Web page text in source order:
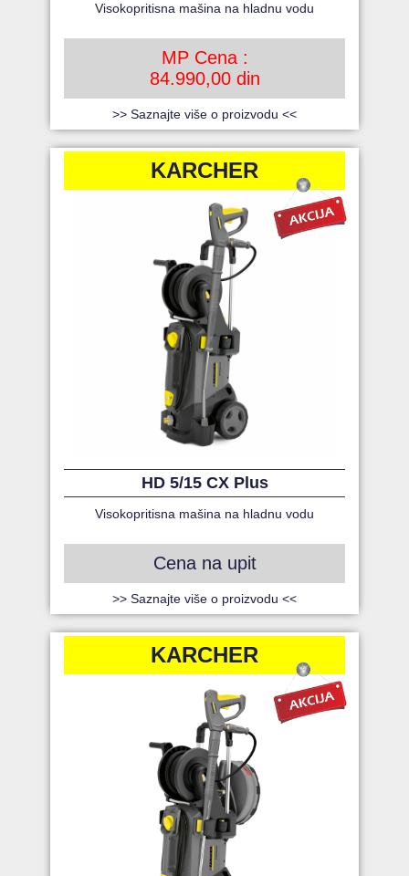
Visokopritisna mašina na hladnu vodu
MP Cena :
84.990,00 din
>> Saznajte više o proizvodu <<
KARCHER
HD 5/15 CX Plus
Visokopritisna mašina na hladnu vodu
Cena na upit
>> Saznajte više o proizvodu <<
KARCHER